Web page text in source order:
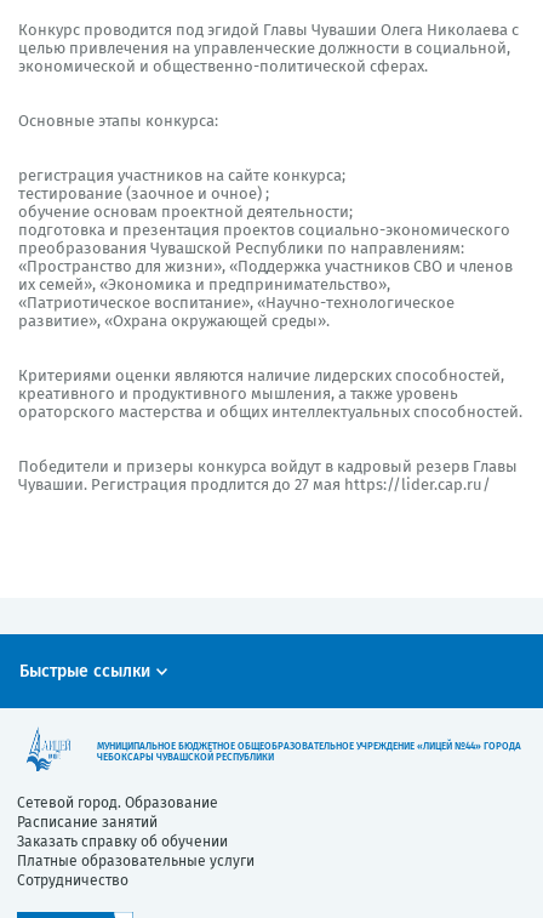
Конкурс проводится под эгидой Главы Чувашии Олега Николаева с
целью привлечения на управленческие должности в социальной,
экономической и общественно-политической сферах.
Основные этапы конкурса:
регистрация участников на сайте конкурса;
тестирование (заочное и очное) ;
обучение основам проектной деятельности;
подготовка и презентация проектов социально-экономического
преобразования Чувашской Республики по направлениям:
«Пространство для жизни», «Поддержка участников СВО и членов
их семей», «Экономика и предпринимательство»,
«Патриотическое воспитание», «Научно-технологическое
развитие», «Охрана окружающей среды».
Критериями оценки являются наличие лидерских способностей,
креативного и продуктивного мышления, а также уровень
ораторского мастерства и общих интеллектуальных способностей.
Победители и призеры конкурса войдут в кадровый резерв Главы
Чувашии. Регистрация продлится до 27 мая https://lider.cap.ru/
Быстрые ссылки
МУНИЦИПАЛЬНОЕ БЮДЖЕТНОЕ ОБЩЕОБРАЗОВАТЕЛЬНОЕ УЧРЕЖДЕНИЕ «ЛИЦЕЙ №44» ГОРОДА
ЧЕБОКСАРЫ ЧУВАШСКОЙ РЕСПУБЛИКИ
Сетевой город. Образование
Расписание занятий
Заказать справку об обучении
Платные образовательные услуги
Сотрудничество